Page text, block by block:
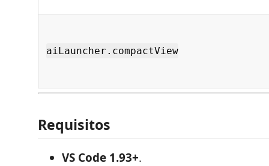
aiLauncher.compactView
Requisitos
VS Code 1.93+.